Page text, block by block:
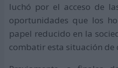
luchó por el acceso de
oportunidades que los
papel reducido en la
combatir esta situación de